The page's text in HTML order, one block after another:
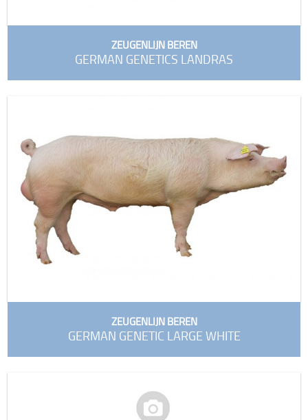
ZEUGENLIJN BEREN
GERMAN GENETICS LANDRAS
ZEUGENLIJN BEREN
GERMAN GENETIC LARGE WHITE